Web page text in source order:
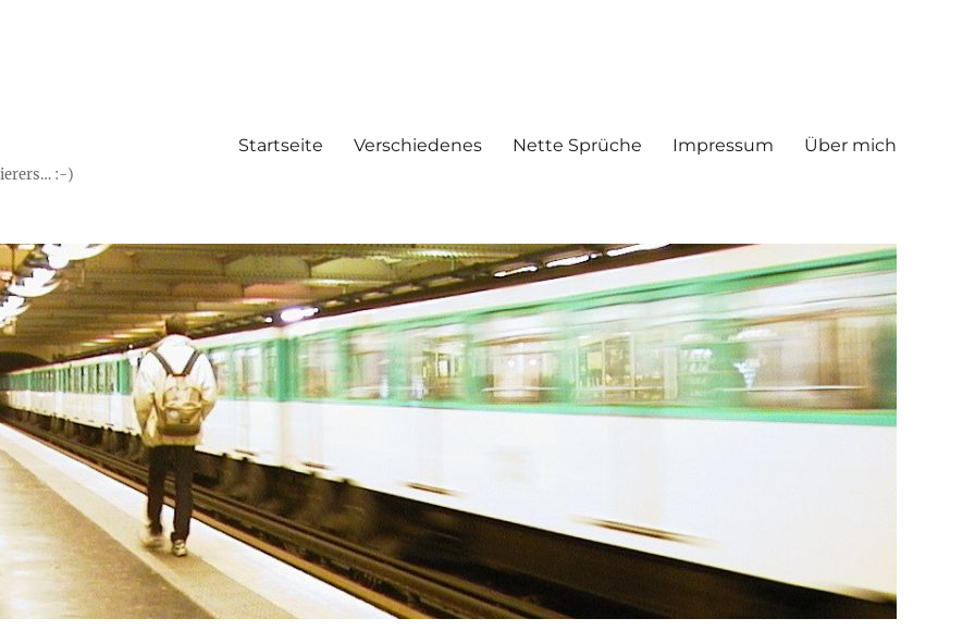
:-)
Startseite Verschiedenes Nette Sprüche Impressum Über mich